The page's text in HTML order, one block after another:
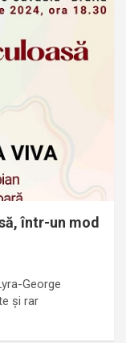
într-un mod
George
și rar